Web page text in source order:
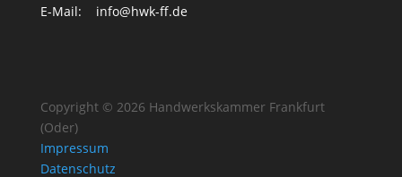
E-Mail:
info@hwk-ff.de
Copyright © 2026 Handwerkskammer Frankfurt
(Oder)
Impressum
Datenschutz